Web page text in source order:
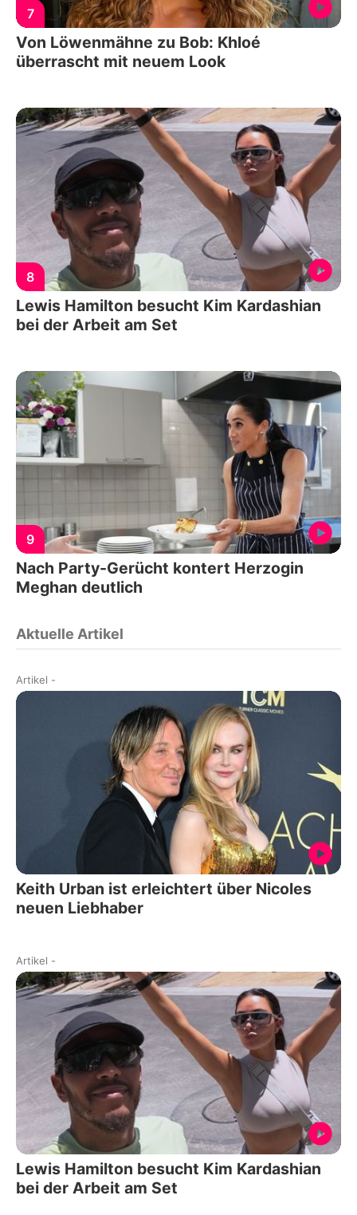
7
Von Löwenmähne zu Bob: Khloé
überrascht mit neuem Look
8
Lewis Hamilton besucht Kim Kardashian
bei der Arbeit am Set
9
Nach Party-Gerücht kontert Herzogin
Meghan deutlich
Aktuelle Artikel
Artikel -
Keith Urban ist erleichtert über Nicoles
neuen Liebhaber
Artikel -
Lewis Hamilton besucht Kim Kardashian
bei der Arbeit am Set